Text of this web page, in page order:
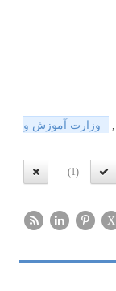
,
وزارت آموزش و
(1)
X